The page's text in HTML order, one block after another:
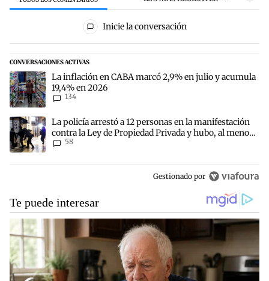
Todos los comentarios
Inicie la conversación
CONVERSACIONES ACTIVAS
Este listado muestra los artículos con más comentarios en los
Un artículo de tendencia con el título "La inflación en CABA
La inflación en CABA marcó 2,9% en julio y acumula
19,4% en 2026
134
Un artículo de tendencia con el título "La policía arrestó a 12
La policía arrestó a 12 personas en la manifestación
contra la Ley de Propiedad Privada y hubo, al menos,
3 agentes heridos
58
Gestionado por